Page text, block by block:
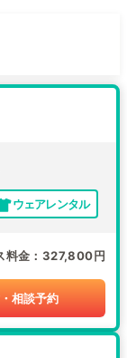
ウェアレンタル
料金 327,800円
相談予約